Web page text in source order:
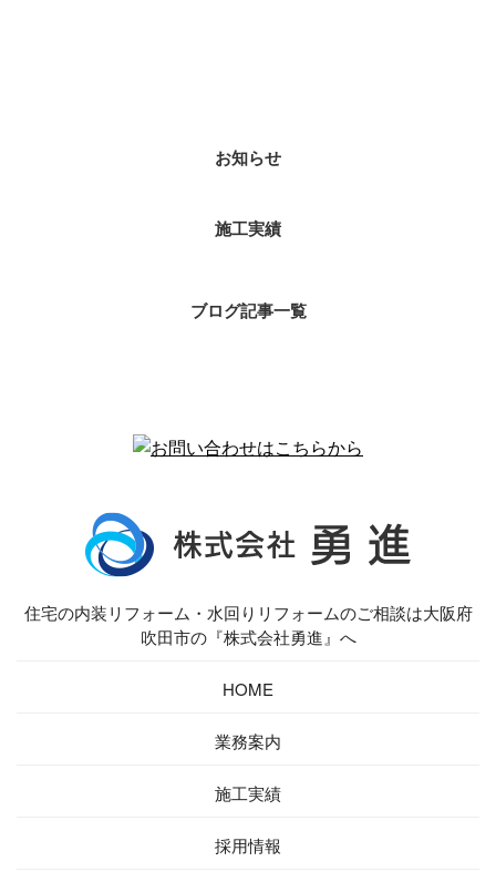
お知らせ
施工実績
ブログ記事一覧
住宅の内装リフォーム・水回りリフォームのご相談は大阪府
吹田市の『株式会社勇進』へ
HOME
業務案内
施工実績
採用情報